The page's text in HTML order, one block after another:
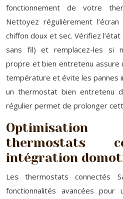
fonctionnement de votre
Nettoyez régulièrement
chiffon doux et sec. Vérifiez
sans fil) et remplacez-les si
propre et bien entretenu assure
température et évite les pannes
un thermostat bien entretenu
régulier permet de prolonger
thermostats
intégration
Les thermostats connectés
fonctionnalités avancées